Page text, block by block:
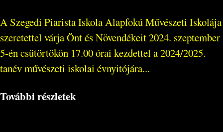
A Szegedi Piarista Iskola Alapfokú Művészeti Iskolája
szeretettel várja Önt és Növendékeit 2024. szeptember
5-én csütörtökön 17.00 órai kezdettel a 2024/2025.
tanév művészeti iskolai évnyitójára...
További részletek